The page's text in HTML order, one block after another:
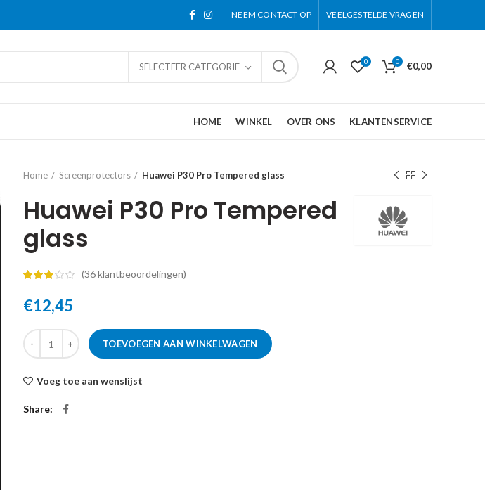
NEEM CONTACT OP VEELGESTELDE VRAGEN
SELECTEER CATEGORIE 0 0 €0,00
HOME WINKEL OVER ONS KLANTENSERVICE
Home Screenprotectors Huawei P30 Pro Tempered glass
Huawei P30 Pro Tempered
glass
(36klantbeoordelingen)
€12,45
TOEVOEGEN AAN WINKELWAGEN
Voeg toe aan wenslijst
Share